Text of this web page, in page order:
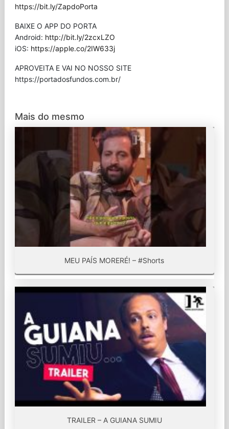
https://bit.ly/ZapdoPorta
BAIXE O APP DO PORTA
Android: http://bit.ly/2zcxLZO
iOS: https://apple.co/2IW633j
APROVEITA E VAI NO NOSSO SITE
⁠https://portadosfundos.com.br/
Mais do mesmo
MEU PAÍS MORERÉ! – #Shorts
TRAILER – A GUIANA SUMIU